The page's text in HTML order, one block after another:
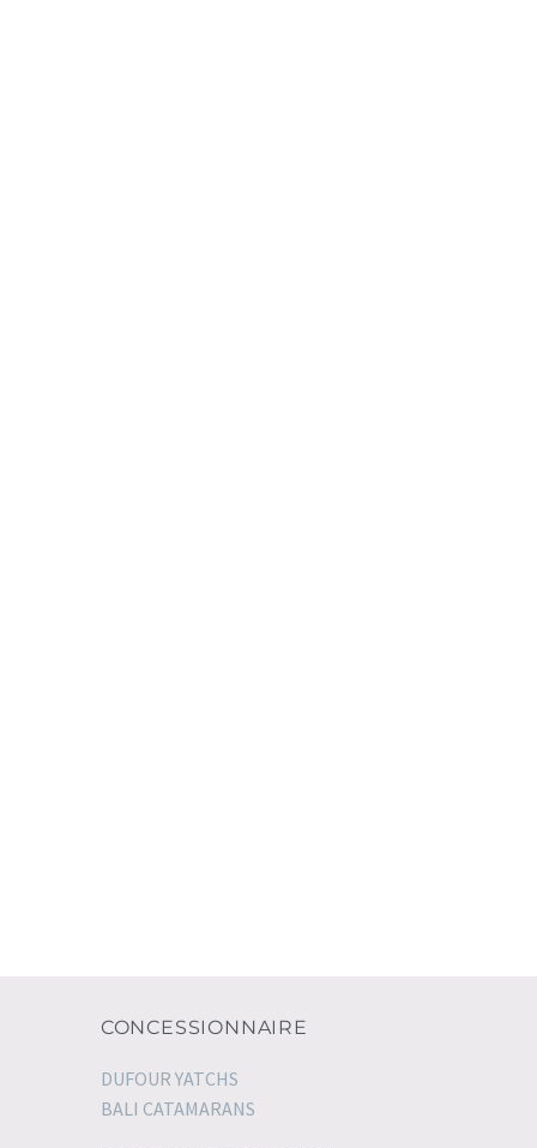
CONCESSIONNAIRE
DUFOUR YATCHS
BALI CATAMARANS